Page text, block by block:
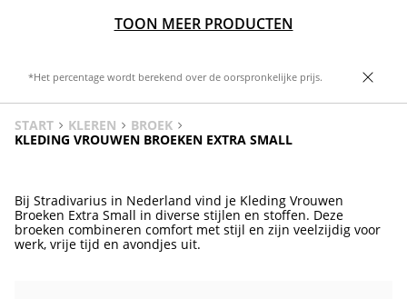
TOON MEER PRODUCTEN
*Het percentage wordt berekend over de oorspronkelijke prijs.
START KLEREN
BROEK
KLEDING VROUWEN BROEKEN EXTRA SMALL
Bij Stradivarius in Nederland vind je Kleding Vrouwen
Broeken Extra Small in diverse stijlen en stoffen. Deze
broeken combineren comfort met stijl en zijn veelzijdig voor
werk, vrije tijd en avondjes uit.